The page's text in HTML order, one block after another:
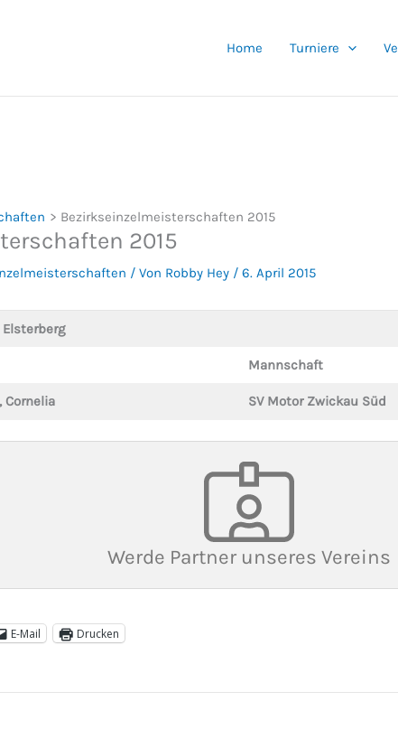
Home Turniere
Bezirkseinzelmeisterschaften 2015
2015
/ Von Robby Hey / 6. April 2015
Mannschaft
Cornelia SV Motor Zwickau Süd
Werde Partner unseres Vereins
E-Mail Drucken